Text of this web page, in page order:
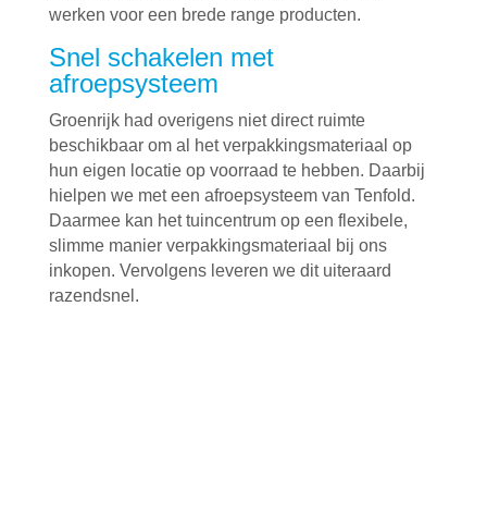
werken voor een brede range producten.
Snel schakelen met
afroepsysteem
Groenrijk had overigens niet direct ruimte
beschikbaar om al het verpakkingsmateriaal op
hun eigen locatie op voorraad te hebben. Daarbij
hielpen we met een afroepsysteem van Tenfold.
Daarmee kan het tuincentrum op een flexibele,
slimme manier verpakkingsmateriaal bij ons
inkopen. Vervolgens leveren we dit uiteraard
razendsnel.